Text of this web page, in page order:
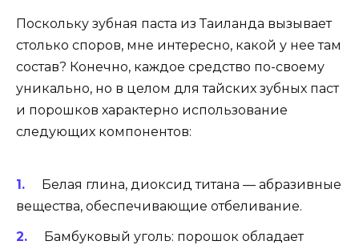
Поскольку зубная паста из Таиланда вызывает
столько споров, мне интересно, какой у нее там
состав? Конечно, каждое средство по-своему
уникально, но в целом для тайских зубных паст
и порошков характерно использование
следующих компонентов:
Белая глина, диоксид титана — абразивные
вещества, обеспечивающие отбеливание.
Бамбуковый уголь: порошок обладает